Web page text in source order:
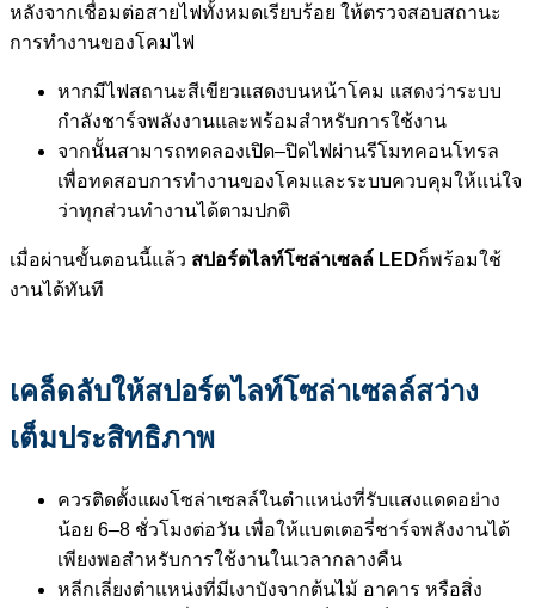
หลังจากเชื่อมต่อสายไฟทั้งหมดเรียบร้อย ให้ตรวจสอบสถานะ
การทำงานของโคมไฟ
หากมีไฟสถานะสีเขียวแสดงบนหน้าโคม แสดงว่าระบบ
กำลังชาร์จพลังงานและพร้อมสำหรับการใช้งาน
จากนั้นสามารถทดลองเปิด–ปิดไฟผ่านรีโมทคอนโทรล
เพื่อทดสอบการทำงานของโคมและระบบควบคุมให้แน่ใจ
ว่าทุกส่วนทำงานได้ตามปกติ
เมื่อผ่านขั้นตอนนี้แล้ว สปอร์ตไลท์โซล่าเซลล์ LEDก็พร้อมใช้
งานได้ทันที
เคล็ดลับให้สปอร์ตไลท์โซล่าเซลล์สว่าง
เต็มประสิทธิภาพ
ควรติดตั้งแผงโซล่าเซลล์ในตำแหน่งที่รับแสงแดดอย่าง
น้อย 6–8 ชั่วโมงต่อวัน เพื่อให้แบตเตอรี่ชาร์จพลังงานได้
เพียงพอสำหรับการใช้งานในเวลากลางคืน
หลีกเลี่ยงตำแหน่งที่มีเงาบังจากต้นไม้ อาคาร หรือสิ่ง